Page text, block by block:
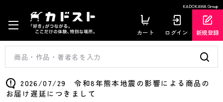
KADOKAWA Group
カート ログイン 新規登録
2026/07/29 令和8年熊本地震の影響による商品の
お届け遅延につきまして